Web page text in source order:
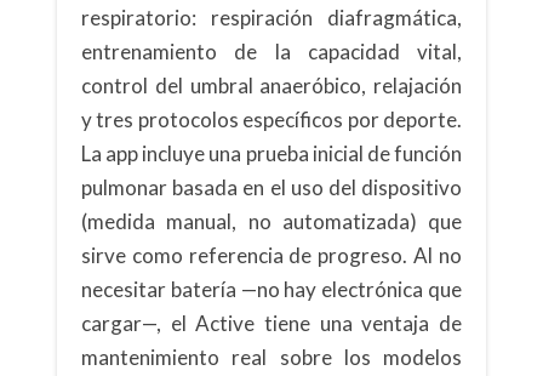
respiratorio: respiración diafragmática,
entrenamiento de la capacidad vital,
control del umbral anaeróbico, relajación
y tres protocolos específicos por deporte.
La app incluye una prueba inicial de función
pulmonar basada en el uso del dispositivo
(medida manual, no automatizada) que
sirve como referencia de progreso. Al no
necesitar batería —no hay electrónica que
cargar—, el Active tiene una ventaja de
mantenimiento real sobre los modelos